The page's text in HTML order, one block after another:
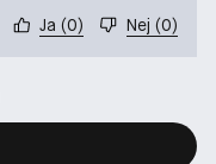
Ja (0) Nej (0)